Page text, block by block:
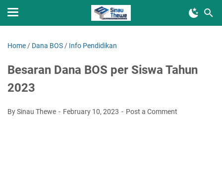
Home / Dana BOS / Info Pendidikan
Besaran Dana BOS per Siswa Tahun
2023
By Sinau Thewe February 10, 2023 Post a Comment